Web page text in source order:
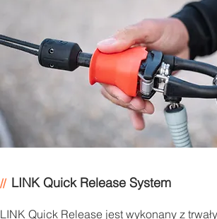
// LINK Quick Release System
LINK Quick Release jest wykonany z